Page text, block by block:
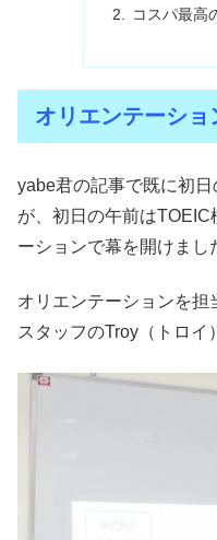
コスパ最高
オリエンテーシ
yabe君の記事で既に初
が、初日の午前は
ーションで幕を開けまし
オリエンテーションを担
スタッフのTroy（トロイ